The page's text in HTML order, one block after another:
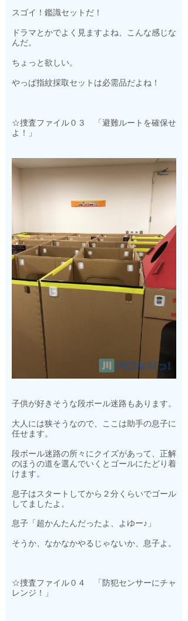
スゴイ！鑑識セットだ！
ドラマとかでよく見ますよね、こんな感じな
んだ。
ちょっと欲しい。
やっぱ指紋採取セットは必需品だよね！
☆捜査ファイル０３ 「避難ルートを確保せ
よ！」
子供が好きそうな段ボール迷路もあります。
大人には狭そうなので、ここは助手の息子に
任せます。
段ボール迷路の所々にクイズがあって、正解
のほうの道を選んでいくとゴールにたどり着
けます。
息子はスタートしてから２分くらいでゴール
してましたよ。
息子「超かんたんだったよ、よゆー♪」
そうか、なかなかやるじゃないか、息子よ。
☆捜査ファイル０４ 「防犯センサーにチャ
レンジ！」